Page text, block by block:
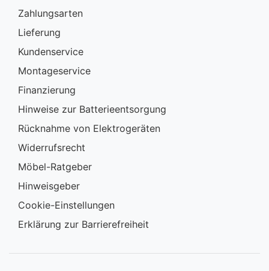
Zahlungsarten
Lieferung
Kundenservice
Montageservice
Finanzierung
Hinweise zur Batterieentsorgung
Rücknahme von Elektrogeräten
Widerrufsrecht
Möbel-Ratgeber
Hinweisgeber
Cookie-Einstellungen
Erklärung zur Barrierefreiheit